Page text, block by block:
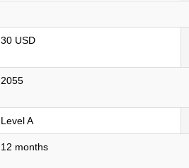
30 USD
2055
Level A
12 months